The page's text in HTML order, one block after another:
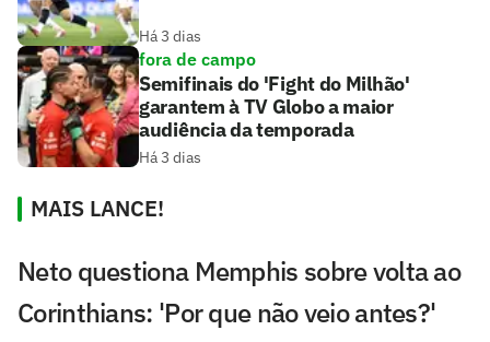
Há 3 dias
fora de campo
Semifinais do 'Fight do Milhão'
garantem à TV Globo a maior
audiência da temporada
Há 3 dias
MAIS LANCE!
Neto questiona Memphis sobre volta ao
Corinthians: 'Por que não veio antes?'